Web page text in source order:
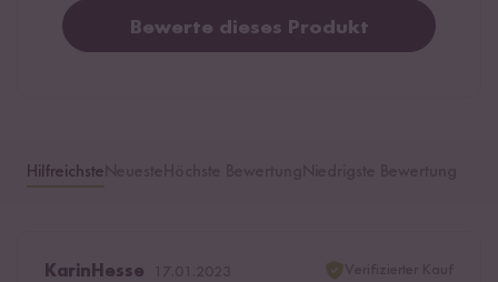
Bewerte dieses Produkt
Hilfreichste
KarinHesse